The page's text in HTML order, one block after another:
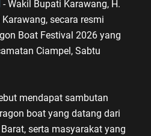
- Wakil Bupati Karawang, H.
secara resmi
Boat Festival 2026 yang
Ciampel, Sabtu
mendapat sambutan
boat yang datang dari
serta masyarakat yang